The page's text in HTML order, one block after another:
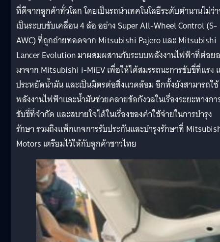
ที่ดีจากลูกค้าทั่วโลก โดยเป็นรถนำเทคโนโลยีระดับตำนานไม่ว่
เป็นระบบขับเคลื่อน 4 ล้อ อย่าง Super All-Wheel Control (S-
AWC) ที่ถูกถ่ายทอดจาก Mitsubishi Pajero และ Mitsubishi
Lancer Evolution มาผสมผสานกับระบบพลังงานไฟฟ้าที่ต่อย
มาจาก Mitsubishi i-MiEV เพื่อให้ได้สมรรถนะการขับขี่ที่แรง
ประหยัดน้ำมัน และเป็นมิตรต่อสิ่งแวดล้อม อีกทั้งยังสามารถใช้
พลังงานไฟฟ้าและน้ำมันช่วยคลายข้อกังวลในเรื่องระยะทางกา
ขับขี่ที่จำกัด และสบายใจได้ในเรื่องของค่าใช้จ่ายในการบำรุง
รักษา รวมถึงแพ็กเกจการรับประกันและบำรุงรักษาที่
Motors เตรียมไว้ให้กับลูกค้าชาวไทย